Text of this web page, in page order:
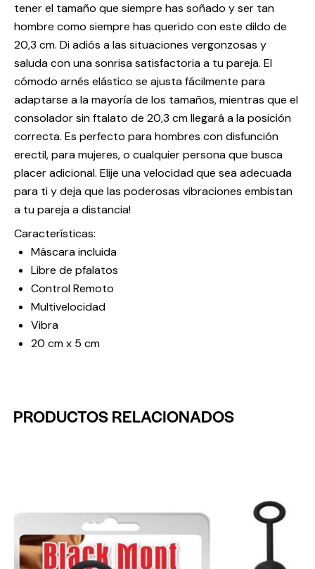
tener el tamaño que siempre has soñado y ser tan
hombre como siempre has querido con este dildo de
20,3 cm. Di adiós a las situaciones vergonzosas y
saluda con una sonrisa satisfactoria a tu pareja. El
cómodo arnés elástico se ajusta fácilmente para
adaptarse a la mayoría de los tamaños, mientras que el
consolador sin ftalato de 20,3 cm llegará a la posición
correcta. Es perfecto para hombres con disfunción
erectil, para mujeres, o cualquier persona que busca
placer adicional. Elije una velocidad que sea adecuada
para ti y deja que las poderosas vibraciones embistan
a tu pareja a distancia!
Características:
Máscara incluida
Libre de pfalatos
Control Remoto
Multivelocidad
Vibra
20 cm x 5 cm
PRODUCTOS RELACIONADOS